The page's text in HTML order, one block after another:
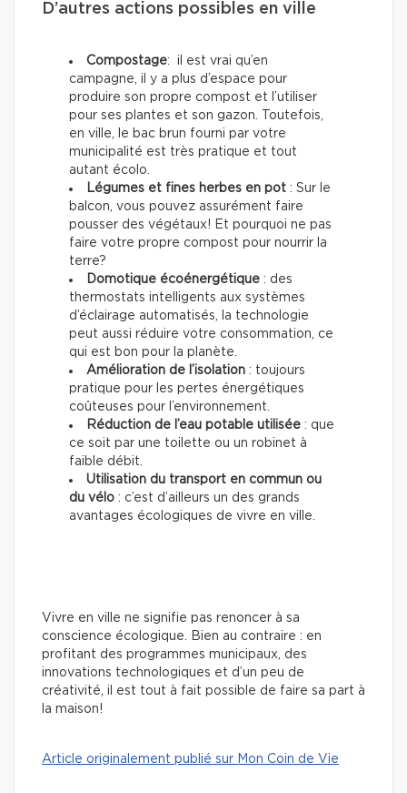
D’autres actions possibles en ville
Compostage: il est vrai qu’en
campagne, il y a plus d’espace pour
produire son propre compost et l’utiliser
pour ses plantes et son gazon. Toutefois,
en ville, le bac brun fourni par votre
municipalité est très pratique et tout
autant écolo.
Légumes et fines herbes en pot : Sur le
balcon, vous pouvez assurément faire
pousser des végétaux! Et pourquoi ne pas
faire votre propre compost pour nourrir la
terre?
Domotique écoénergétique : des
thermostats intelligents aux systèmes
d’éclairage automatisés, la technologie
peut aussi réduire votre consommation, ce
qui est bon pour la planète.
Amélioration de l’isolation : toujours
pratique pour les pertes énergétiques
coûteuses pour l’environnement.
Réduction de l’eau potable utilisée : que
ce soit par une toilette ou un robinet à
faible débit.
Utilisation du transport en commun ou
du vélo : c’est d’ailleurs un des grands
avantages écologiques de vivre en ville.
Vivre en ville ne signifie pas renoncer à sa
conscience écologique. Bien au contraire : en
profitant des programmes municipaux, des
innovations technologiques et d’un peu de
créativité, il est tout à fait possible de faire sa part à
la maison!
Article originalement publié sur Mon Coin de Vie